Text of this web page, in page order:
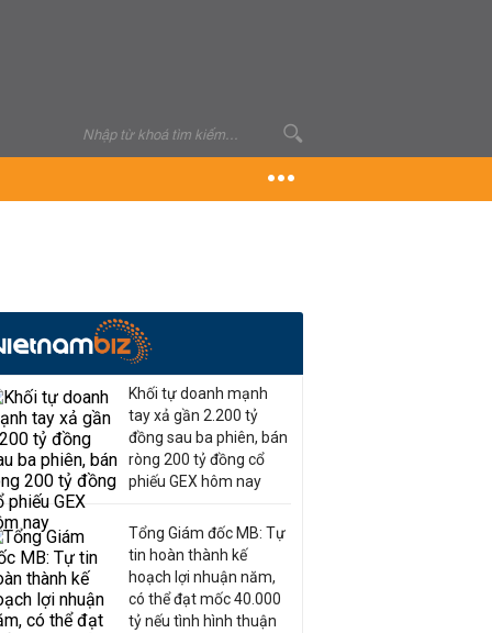
Khối tự doanh mạnh
tay xả gần 2.200 tỷ
đồng sau ba phiên, bán
ròng 200 tỷ đồng cổ
phiếu GEX hôm nay
Tổng Giám đốc MB: Tự
tin hoàn thành kế
hoạch lợi nhuận năm,
có thể đạt mốc 40.000
tỷ nếu tình hình thuận